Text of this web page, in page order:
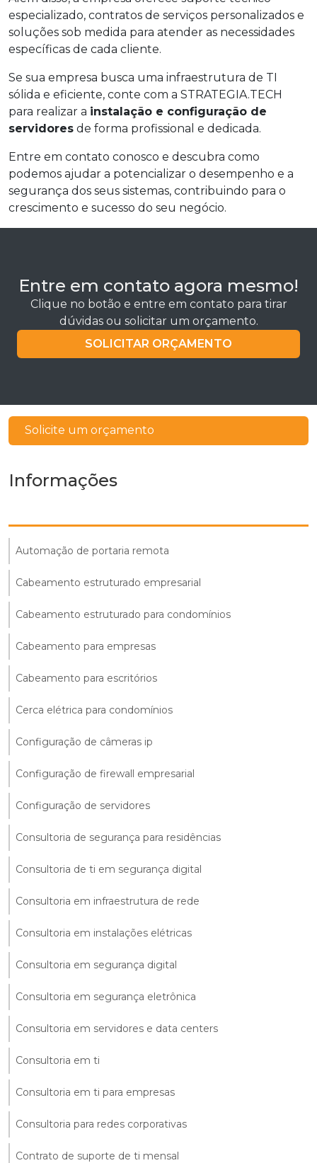
especializado, contratos de serviços personalizados e
soluções sob medida para atender as necessidades
específicas de cada cliente.
Se sua empresa busca uma infraestrutura de TI
sólida e eficiente, conte com a STRATEGIA.TECH
para realizar a instalação e configuração de
servidores de forma profissional e dedicada.
Entre em contato conosco e descubra como
podemos ajudar a potencializar o desempenho e a
segurança dos seus sistemas, contribuindo para o
crescimento e sucesso do seu negócio.
Entre em contato agora mesmo!
Clique no botão e entre em contato para tirar
dúvidas ou solicitar um orçamento.
SOLICITAR ORÇAMENTO
Solicite um orçamento
Informações
Automação de portaria remota
Cabeamento estruturado empresarial
Cabeamento estruturado para condomínios
Cabeamento para empresas
Cabeamento para escritórios
Cerca elétrica para condomínios
Configuração de câmeras ip
Configuração de firewall empresarial
Configuração de servidores
Consultoria de segurança para residências
Consultoria de ti em segurança digital
Consultoria em infraestrutura de rede
Consultoria em instalações elétricas
Consultoria em segurança digital
Consultoria em segurança eletrônica
Consultoria em servidores e data centers
Consultoria em ti
Consultoria em ti para empresas
Consultoria para redes corporativas
Contrato de suporte de ti mensal